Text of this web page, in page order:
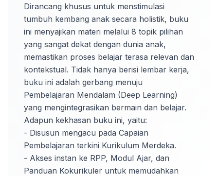
Dirancang khusus untuk menstimulasi
tumbuh kembang anak secara holistik, buku
ini menyajikan materi melalui 8 topik pilihan
yang sangat dekat dengan dunia anak,
memastikan proses belajar terasa relevan dan
kontekstual. Tidak hanya berisi lembar kerja,
buku ini adalah gerbang menuju
Pembelajaran Mendalam (Deep Learning)
yang mengintegrasikan bermain dan belajar.
Adapun kekhasan buku ini, yaitu:
- Disusun mengacu pada Capaian
Pembelajaran terkini Kurikulum Merdeka.
- Akses instan ke RPP, Modul Ajar, dan
Panduan Kokurikuler untuk memudahkan